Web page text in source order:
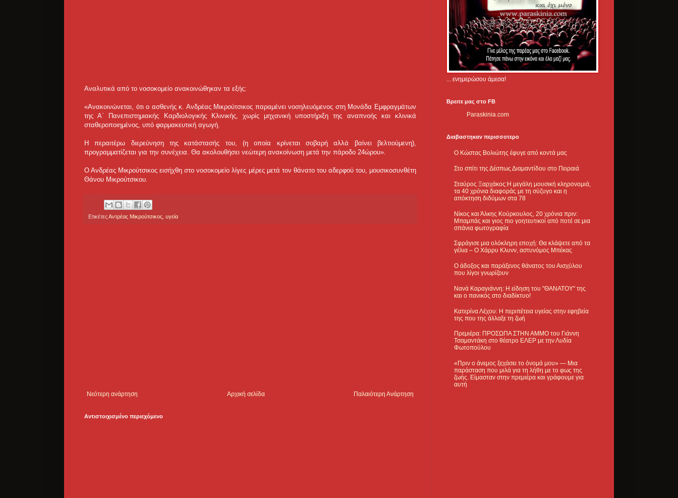
Αναλυτικά από το νοσοκομείο ανακοινώθηκαν τα εξής:
«Ανακοινώνεται, ότι ο ασθενής κ. Ανδρέας Μικρούτσικος παραμένει νοσηλευόμενος στη Μονάδα Εμφραγμάτων
της Α΄ Πανεπιστημιακής Καρδιολογικής Κλινικής, χωρίς μηχανική υποστήριξη της αναπνοής και κλινικά
σταθεροποιημένος, υπό φαρμακευτική αγωγή.
Η περαιτέρω διερεύνηση της κατάστασής του, (η οποία κρίνεται σοβαρή αλλά βαίνει βελτιούμενη),
προγραμματίζεται για την συνέχεια. Θα ακολουθήσει νεώτερη ανακοίνωση μετά την πάροδο 24ώρου».
Ο Ανδρέας Μικρούτσικος εισήχθη στο νοσοκομείο λίγες μέρες μετά τον θάνατο του αδερφού του, μουσικοσυνθέτη
Θάνου Μικρούτσικου.
ΕτικέτεςΑντρέας Μικρούτσικος υγεία
Νεότερη ανάρτηση Παλαιότερη Ανάρτηση
Αρχική σελίδα
Αντιστοιχισμένο περιεχόμενο
... ενημερώσου άμεσα!
Βρειτε μας στο FB
Paraskinia.com
Διαβαστηκαν περισσοτερο
Ο Κώστας Βολιώτης έφυγε από κοντά μας
Στο σπίτι της Δέσπως Διαμαντίδου στο Πειραιά
Σταύρος Ξαρχάκος:Η μεγάλη μουσική κληρονομιά,
τα 40 χρόνια διαφοράς με τη σύζυγο και η
απόκτηση διδύμων στα 78
Νίκος και Άλκης Κούρκουλος, 20 χρόνια πριν:
Μπαμπάς και γιος πιο γοητευτικοί από ποτέ σε μια
σπάνια φωτογραφία
Σφράγισε μια ολόκληρη εποχή: Θα κλάψετε από τα
γέλια – Ο Χάρρυ Κλυνν, αστυνόμος Μπέκας
Ο άδοξος και παράξενος θάνατος του Αισχύλου
που λίγοι γνωρίζουν
Νανά Καραγιάννη: Η είδηση του "ΘΑΝΑΤΟΥ" της
και ο πανικός στο διαδίκτυο!
Κατερίνα Λέχου: Η περιπέτεια υγείας στην εφηβεία
της που της άλλαξε τη ζωή
Πρεμιέρα: ΠΡΟΣΩΠΑ ΣΤΗΝ ΑΜΜΟ του Γιάννη
Τσαμαντάκη στο θέατρο ΕΛΕΡ με την Λυδία
Φωτοπούλου
«Πριν ο άνεμος ξεχάσει το όνομά μου» — Μια
παράσταση που μιλά για τη λήθη με το φως της
ζωής. Είμασταν στην πρεμιέρα και γράφουμε για
αυτή